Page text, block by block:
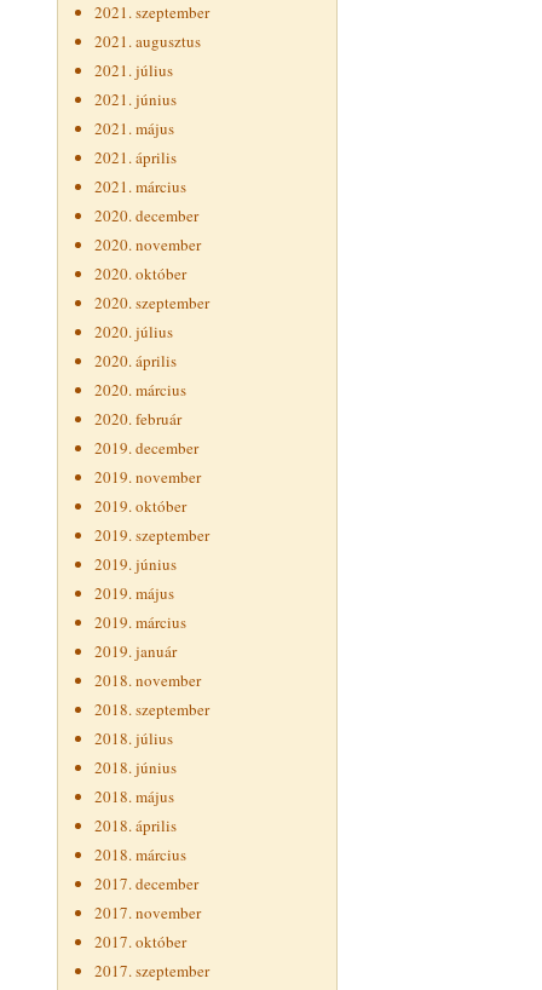
2021. szeptember
2021. augusztus
2021. július
2021. június
2021. május
2021. április
2021. március
2020. december
2020. november
2020. október
2020. szeptember
2020. július
2020. április
2020. március
2020. február
2019. december
2019. november
2019. október
2019. szeptember
2019. június
2019. május
2019. március
2019. január
2018. november
2018. szeptember
2018. július
2018. június
2018. május
2018. április
2018. március
2017. december
2017. november
2017. október
2017. szeptember